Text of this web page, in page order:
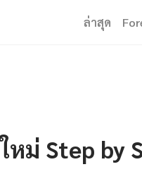
ล่าสุด
หม่ Step by